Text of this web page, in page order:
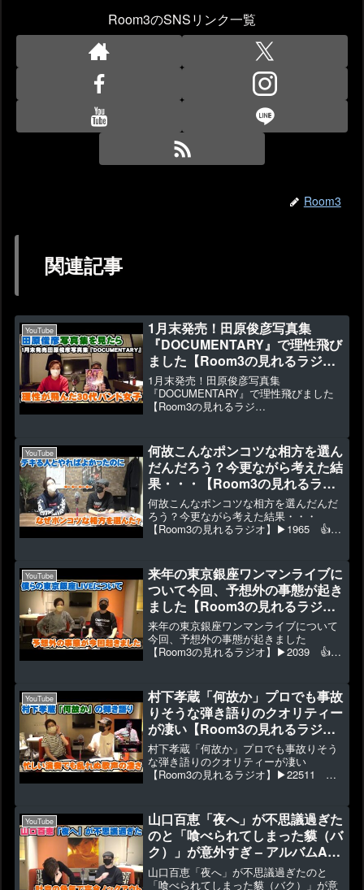
Room3のSNSリンク一覧
Room3
関連記事
YouTube
1月末発売！田原俊彦写真集
『DOCUMENTARY』で理性飛び
ました【Room3の見れるラジ
オ】 （抱きしめ
てTONIGHT ごめんよ涙 原宿
キッス 哀愁でいと）
1月末発売！田原俊彦写真集
『DOCUMENTARY』で理性飛びました
【Room3の見れるラジ
愁でいと）▶3086 👍119田原俊彦写真
集 『DOCUMENTARY』...
YouTube
何故こんなポンコツな相方を選ん
だんだろう？今更ながら考えた結
果・・・【Room3の見れるラジ
オ】
何故こんなポンコツな相方を選んだんだ
ろう？今更ながら考えた結果・・・
【Room3の見れるラジオ】▶1965 👍52
にやったのだろう？という疑問。
◆5/13(土)大阪での...
YouTube
来年の東京銀座ワンマンライブに
ついて今回、予想外の事態が起き
ました【Room3の見れるラジ
オ】
来年の東京銀座ワンマンライブについて
今回、予想外の事態が起きました
【Room3の見れるラジオ】▶2039 👍
ナル曲CD・グッズ販売 ⇒ ◆視聴者投...
YouTube
村下孝蔵「何故か」プロでも事故
りそうな弾き語りのクオリティー
が凄い【Room3の見れるラジ
オ】
村下孝蔵「何故か」プロでも事故りそう
な弾き語りのクオリティーが凄い
【Room3の見れるラジオ】▶22511 👍
グッズ販売 ⇒ ◆視聴者投稿 ⇒ ◆寄付・
プレゼント...
YouTube
山口百恵「夜へ」が不思議過ぎた
のと「喰べられてしまった貘（バ
ク）」が意外すぎ – アルバムA
Face in a Vision【Room3の見れ
るラジオ】
山口百恵「夜へ」が不思議過ぎたのと
「喰べられてしまった貘（バク）」が意